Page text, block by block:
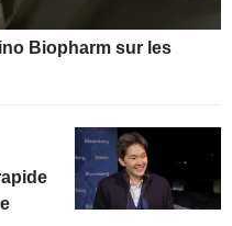
Biopharm sur les